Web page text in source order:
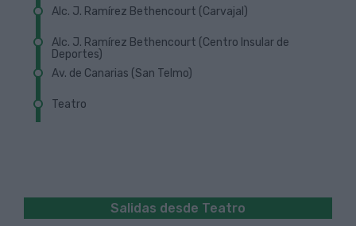
Como llegar hasta aquí
Cerrar
Localizar parada en el plano
Como llegar hasta aquí
Código de parada: 22
Próxima Guagua
Localizar parada en el plano
Como llegar hasta aquí
Alc. J. Ramírez Bethencourt (Carvajal)
Próxima Guagua
Localizar parada en el plano
Como llegar hasta aquí
Alc. J. Ramírez Bethencourt (Centro Insular de
Deportes)
Próxima Guagua
Localizar parada en el plano
Av. de Canarias (San Telmo)
Próxima Guagua
Teatro
Código de parada: 938
Salidas desde Teatro